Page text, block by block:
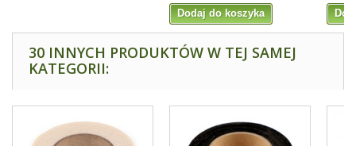
Dodaj do koszyka
30 INNYCH PRODUKTÓW W TEJ SAMEJ
KATEGORII: